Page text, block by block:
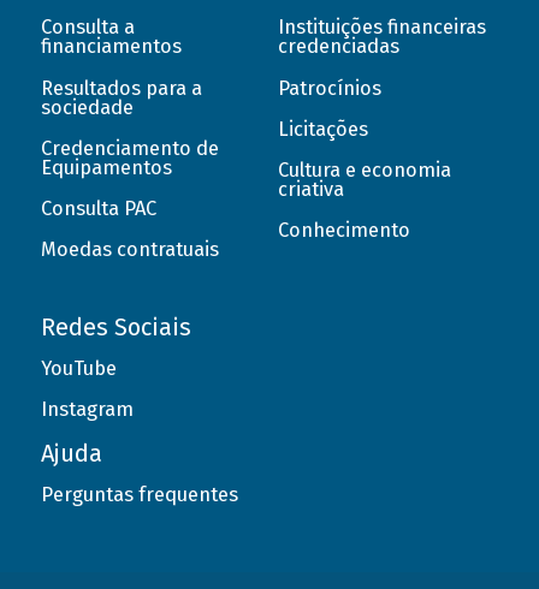
Consulta a
financiamentos
Resultados para a
sociedade
Credenciamento de
Equipamentos
Consulta PAC
Moedas contratuais
Instituições financeiras
credenciadas
Patrocínios
Licitações
Cultura e economia
criativa
Conhecimento
Redes Sociais
YouTube
Instagram
Ajuda
Perguntas frequentes